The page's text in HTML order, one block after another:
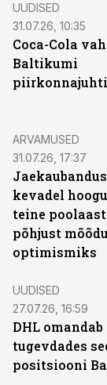
UUDISED
31.07.26, 10:35
Coca-Cola
Baltikumi
piirkonnajuhti
ARVAMUSED
31.07.26, 17:37
kevadel
teine
põhjust
optimismiks
UUDISED
27.07.26, 16:59
DHL
tugevdades
positsiooni